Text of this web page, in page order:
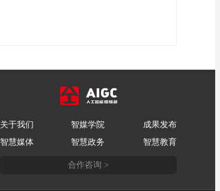
关于我们 智媒学院
成果发布
智慧媒体
智慧政务 智慧教育
合作咨询 >